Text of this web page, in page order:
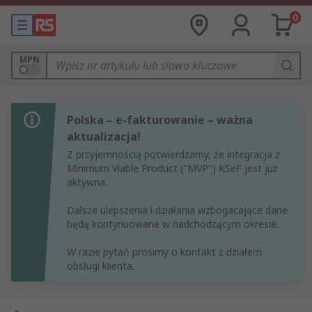
0
MPN
Polska – e-fakturowanie – ważna
aktualizacja!
Z przyjemnością potwierdzamy, że integracja z
Minimum Viable Product ("MVP") KSeF jest już
aktywna.
Dalsze ulepszenia i działania wzbogacające dane
będą kontynuowane w nadchodzącym okresie.
W razie pytań prosimy o kontakt z działem
obsługi klienta.